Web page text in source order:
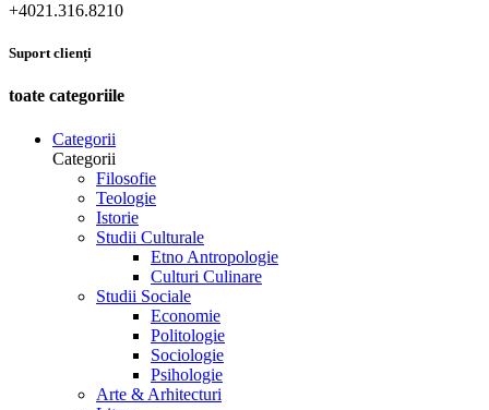
+4021.316.8210
Suport clienți
toate categoriile
Categorii
Categorii
Filosofie
Teologie
Istorie
Studii Culturale
Etno Antropologie
Culturi Culinare
Studii Sociale
Economie
Politologie
Sociologie
Psihologie
Arte & Arhitecturi